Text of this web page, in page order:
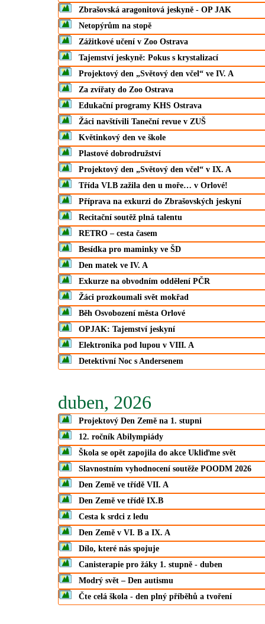
Zbrašovská aragonitová jeskyně - OP JAK
Netopýrům na stopě
Zážitkové učení v Zoo Ostrava
Tajemství jeskyně: Pokus s krystalizací
Projektový den „Světový den včel“ ve IV. A
Za zvířaty do Zoo Ostrava
Edukační programy KHS Ostrava
Žáci navštívili Taneční revue v ZUŠ
Květinkový den ve škole
Plastové dobrodružství
Projektový den „Světový den včel“ v IX. A
Třída VI.B zažila den u moře… v Orlové!
Příprava na exkurzi do Zbrašovských jeskyní
Recitační soutěž plná talentu
RETRO – cesta časem
Besídka pro maminky ve ŠD
Den matek ve IV. A
Exkurze na obvodním oddělení PČR
Žáci prozkoumali svět mokřad
Běh Osvobození města Orlové
OPJAK: Tajemství jeskyní
Elektronika pod lupou v VIII. A
Detektivní Noc s Andersenem
duben, 2026
Projektový Den Země na 1. stupni
12. ročník Abilympiády
Škola se opět zapojila do akce Ukliďme svět
Slavnostním vyhodnocení soutěže POODM 2026
Den Země ve třídě VII. A
Den Země ve třídě IX.B
Cesta k srdci z ledu
Den Země v VI. B a IX. A
Dílo, které nás spojuje
Canisterapie pro žáky 1. stupně - duben
Modrý svět – Den autismu
Čte celá škola - den plný příběhů a tvoření